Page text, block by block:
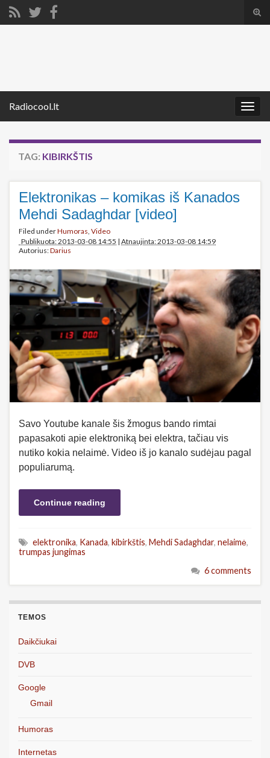
Radiocool.lt
TAG: KIBIRKŠTIS
Elektronikas – komikas iš Kanados
Mehdi Sadaghdar [video]
Filed underHumoras, Video
Publikuota: 2013-03-08 14:55 | Atnaujinta: 2013-03-08 14:59
Autorius:Darius
Savo Youtube kanale šis žmogus bando rimtai
papasakoti apie elektroniką bei elektra, tačiau vis
nutiko kokia nelaimė. Video iš jo kanalo sudėjau pagal
populiarumą.
Continue reading
elektronika, Kanada, kibirkštis, Mehdi Sadaghdar, nelaimė,
trumpas jungimas
6 comments
TEMOS
Daikčiukai
DVB
Google
Gmail
Humoras
Internetas